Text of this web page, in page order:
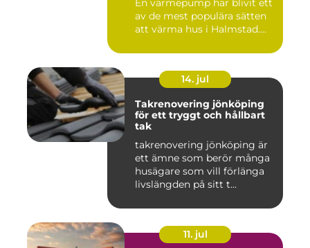
En värmepump har blivit ett
av de mest populära sätten
att värma hus i Halmstad....
14. jul
Takrenovering jönköping
för ett tryggt och hållbart
tak
takrenovering jönköping är
ett ämne som berör många
husägare som vill förlänga
livslängden på sitt t...
11. jul